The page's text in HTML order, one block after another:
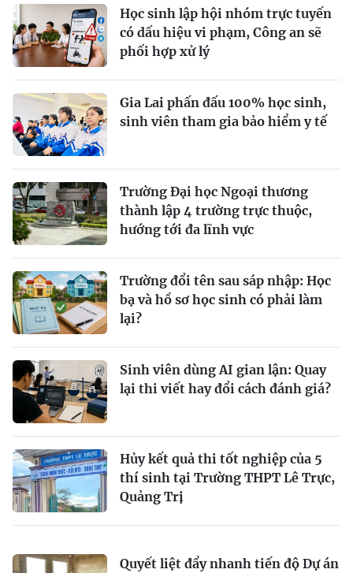
Học sinh lập hội nhóm trực tuyến
có dấu hiệu vi phạm, Công an sẽ
phối hợp xử lý
Gia Lai phấn đấu 100% học sinh,
sinh viên tham gia bảo hiểm y tế
Trường Đại học Ngoại thương
thành lập 4 trường trực thuộc,
hướng tới đa lĩnh vực
Trường đổi tên sau sáp nhập: Học
bạ và hồ sơ học sinh có phải làm
lại?
Sinh viên dùng AI gian lận: Quay
lại thi viết hay đổi cách đánh giá?
Hủy kết quả thi tốt nghiệp của 5
thí sinh tại Trường THPT Lê Trực,
Quảng Trị
Quyết liệt đẩy nhanh tiến độ Dự án